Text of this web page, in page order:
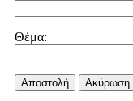
Θέμα:
Αποστολή Aκύρωση